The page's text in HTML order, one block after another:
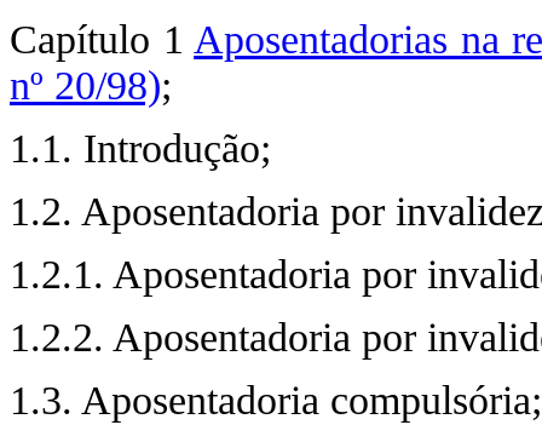
Capítulo 1 Aposentadorias na
nº 20/98);
1.1. Introdução;
1.2. Aposentadoria por
1.2.1. Aposentadoria por
1.2.2. Aposentadoria por
1.3. Aposentadoria compulsória;